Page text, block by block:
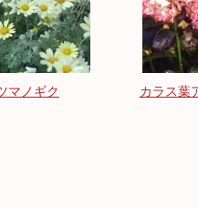
マノギク
カラス葉